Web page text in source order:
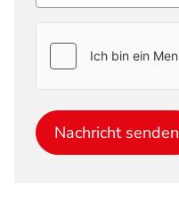
Nachricht senden